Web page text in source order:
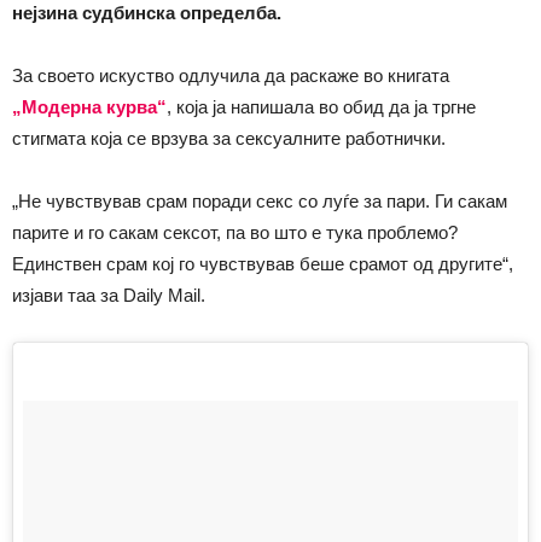
нејзина судбинска определба.
За своето искуство одлучила да раскаже во книгата
„Модерна курва“, која ја напишала во обид да ја тргне
стигмата која се врзува за сексуалните работнички.
„Не чувствував срам поради секс со луѓе за пари. Ги сакам
парите и го сакам сексот, па во што е тука проблемо?
Единствен срам кој го чувствував беше срамот од другите“,
изјави таа за Daily Mail.